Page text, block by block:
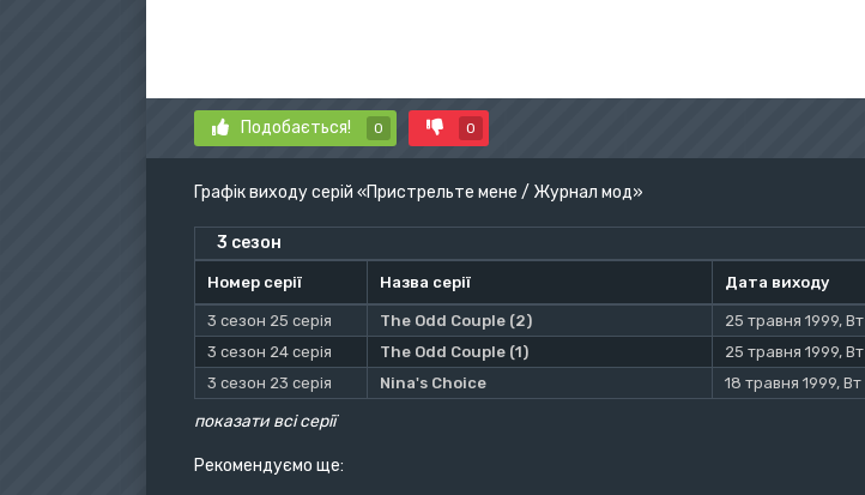
Подобається! 0 0
Графік виходу серій «Пристрельте мене / Журнал мод»
3 сезон
Номер серії Назва серії Дата виходу
3 сезон 25 серія The Odd Couple (2)
25 травня 1999, Вт
3 сезон 24 серія
The Odd Couple (1)
25 травня 1999, Вт
3 сезон 23 серія
Nina's Choice 18 травня 1999, Вт
показати всі серії
Рекомендуємо ще: